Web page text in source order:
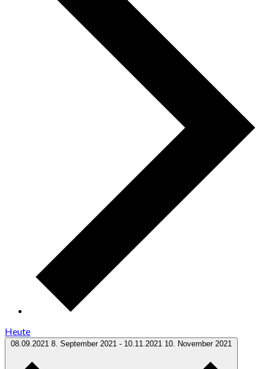
Heute
08.09.2021 8. September 2021 - 10.11.2021 10. November 2021